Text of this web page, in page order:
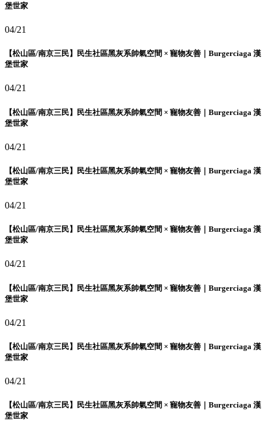
堡世家
04/21
【松山區/南京三民】民生社區黑灰系帥氣空間 × 寵物友善｜Burgerciaga 漢
堡世家
04/21
【松山區/南京三民】民生社區黑灰系帥氣空間 × 寵物友善｜Burgerciaga 漢
堡世家
04/21
【松山區/南京三民】民生社區黑灰系帥氣空間 × 寵物友善｜Burgerciaga 漢
堡世家
04/21
【松山區/南京三民】民生社區黑灰系帥氣空間 × 寵物友善｜Burgerciaga 漢
堡世家
04/21
【松山區/南京三民】民生社區黑灰系帥氣空間 × 寵物友善｜Burgerciaga 漢
堡世家
04/21
【松山區/南京三民】民生社區黑灰系帥氣空間 × 寵物友善｜Burgerciaga 漢
堡世家
04/21
【松山區/南京三民】民生社區黑灰系帥氣空間 × 寵物友善｜Burgerciaga 漢
堡世家